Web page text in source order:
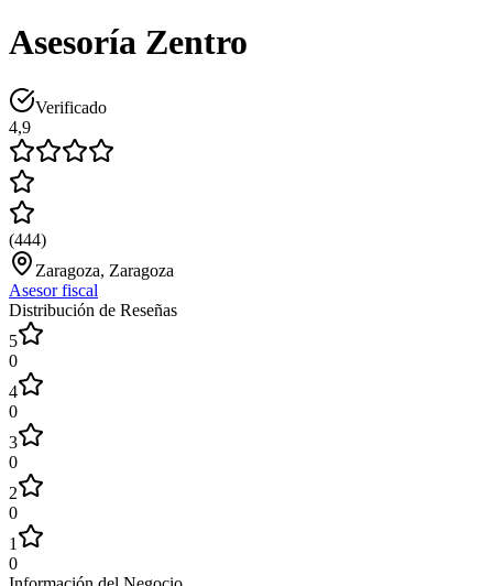
Asesoría Zentro
Verificado
4,9
(444)
Zaragoza, Zaragoza
Asesor fiscal
Distribución de Reseñas
5
0
4
0
3
0
2
0
1
0